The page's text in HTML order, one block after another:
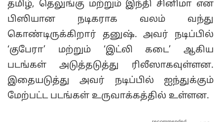
தமிழ், தெலுங்கு மற்றும் இந்தி சினிமா என
பிஸியான நடிகராக வலம் வந்து
கொண்டிருக்கிறார் தனுஷ். அவர் நடிப்பில்
‘குபேரா’ மற்றும் ‘இட்லி கடை’ ஆகிய
படங்கள் அடுத்தடுத்து ரிலீஸாகவுள்ளன.
இதையடுத்து அவர் நடிப்பில் ஐந்துக்கும்
மேற்பட்ட படங்கள் உருவாக்கத்தில் உள்ளன.